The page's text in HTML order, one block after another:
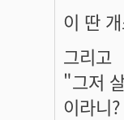
이 딴
그리고
"그저
이라니?